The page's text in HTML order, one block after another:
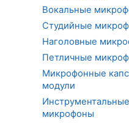
Вокальные
Студийные
Наголовные
Петличные
Микрофонные
модули
Инструментальные
микрофоны